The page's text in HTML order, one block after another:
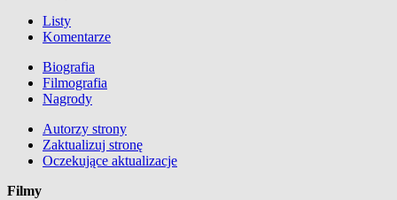
Listy
Komentarze
Biografia
Filmografia
Nagrody
Autorzy strony
Zaktualizuj stronę
Oczekujące aktualizacje
Filmy